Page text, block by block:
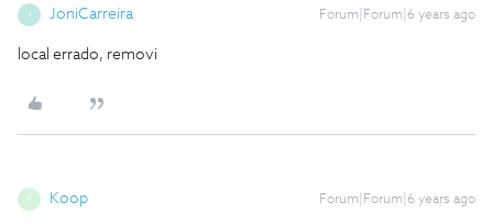
J JoniCarreira Forum|Forum|6 years ago
local errado, removi
Koop Forum|Forum|6 years ago